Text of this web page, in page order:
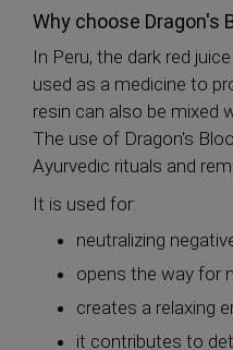
Why choose Dragon's
In Peru, the dark red
used as a medicine to
resin can also be mixed
The use of Dragon's
Ayurvedic rituals and
It is used for:
neutralizing
opens the way for
creates a relaxing
it contributes to